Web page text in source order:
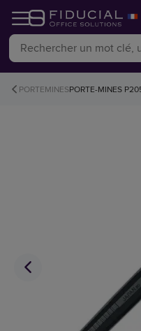
PORTEMINESPORTE-MINES